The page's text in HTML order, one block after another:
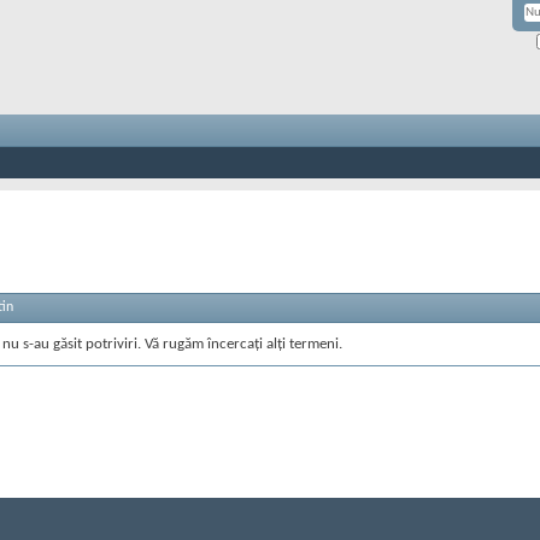
nu s-au găsit potriviri. Vă rugăm încercați alți termeni.